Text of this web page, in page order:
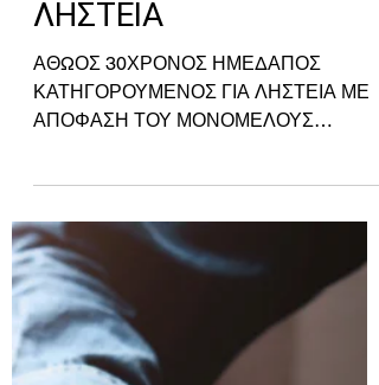
ΚΑΤΗΓΟΡΟΥΜΕΝΟΣ ΓΙΑ
ΛΗΣΤΕΙΑ
ΑΘΩΟΣ 30ΧΡΟΝΟΣ ΗΜΕΔΑΠΟΣ
ΑΘΗΝΩΝ! Πέτρος Κορέλας και
Συνεργάτες